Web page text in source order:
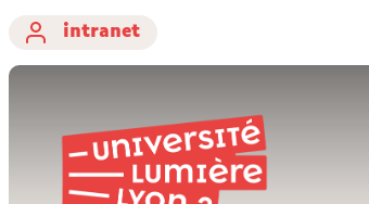
intranet